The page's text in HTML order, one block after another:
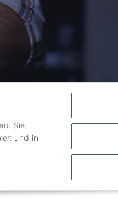
Sie
und in